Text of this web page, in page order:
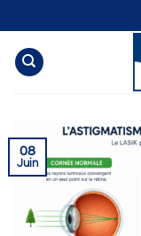
au
contenu
08
Juin